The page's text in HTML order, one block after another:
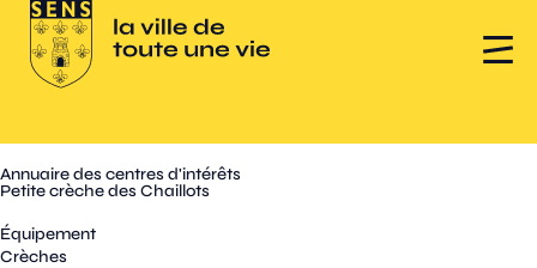
Annuaire des centres d'intérêts
Petite crèche des Chaillots
Équipement
Crèches